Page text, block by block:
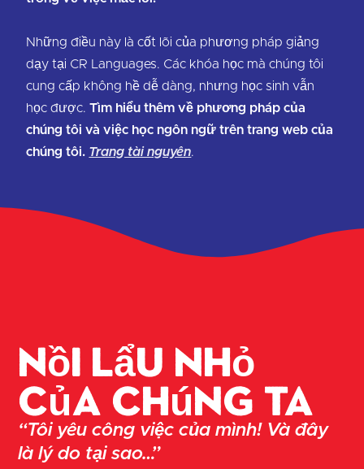
Những điều này là cốt lõi của phương pháp giảng
dạy tại CR Languages. Các khóa học mà chúng tôi
cung cấp không hề dễ dàng, nhưng học sinh vẫn
học được.Tìm hiểu thêm về phương pháp của
chúng tôi và việc học ngôn ngữ trên trang web của
chúng tôi. Trang tài nguyên.
Nồi lẩu nhỏ
của chúng ta
“Tôi yêu công việc của mình! Và đây
là lý do tại sao…”